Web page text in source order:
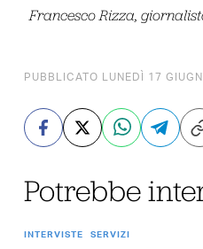
Francesco Rizza,
PUBBLICATO LUNEDÌ 17
Potrebbe
INTERVISTE SERVIZI